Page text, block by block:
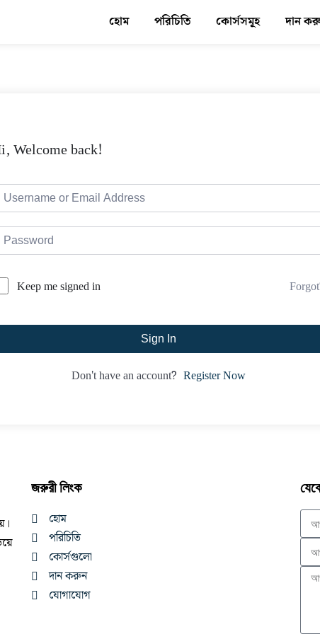
হোম পরিচিতি কোর্সসমূহ দান
Welcome back!
Keep me signed in
Sign In
Don't have an account? Register Now
জরুরী লিংক
হোম
পরিচিতি
কোর্সগুলো
দান করুন
যোগাযোগ